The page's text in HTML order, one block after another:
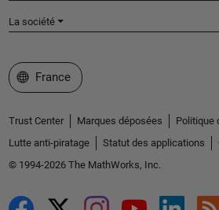
La société
Sélectionner un site web
France
Trust Center Marques déposées
Politique
Lutte anti-piratage
Statut des applications
© 1994-2026 The MathWorks, Inc.